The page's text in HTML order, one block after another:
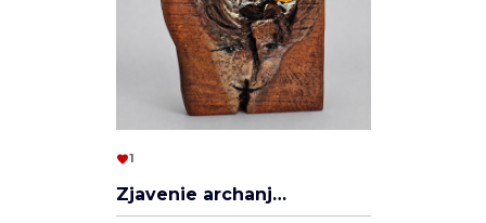
1
Zjavenie archanjela